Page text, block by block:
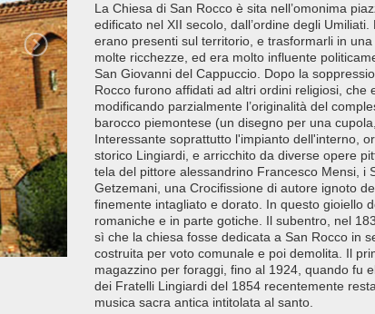
La Chiesa di San Rocco è sita nell’omonima
edificato nel XII secolo, dall’ordine degli
erano presenti sul territorio, e trasformarli in
molte ricchezze, ed era molto influente
San Giovanni del Cappuccio. Dopo la
Rocco furono affidati ad altri ordini religiosi,
modificando parzialmente l’originalità del
barocco piemontese (un disegno per una
Interessante soprattutto l'impianto dell'interno,
storico Lingiardi, e arricchito da diverse opere
tela del pittore alessandrino Francesco Mensi, i
Getzemani, una Crocifissione di autore ignoto
finemente intagliato e dorato. In questo gioiello
romaniche e in parte gotiche. Il subentro, nel
sì che la chiesa fosse dedicata a San Rocco in
costruita per voto comunale e poi demolita. Il
magazzino per foraggi, fino al 1924, quando fu
dei Fratelli Lingiardi del 1854 recentemente
musica sacra antica intitolata al santo.